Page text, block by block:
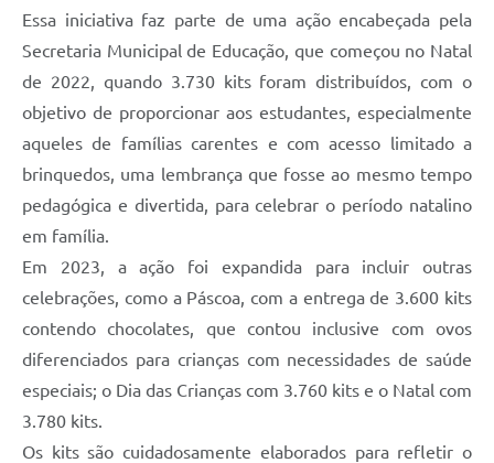
Essa iniciativa faz parte de uma ação encabeçada pela
Secretaria Municipal de Educação, que começou no Natal
de 2022, quando 3.730 kits foram distribuídos, com o
objetivo de proporcionar aos estudantes, especialmente
aqueles de famílias carentes e com acesso limitado a
brinquedos, uma lembrança que fosse ao mesmo tempo
pedagógica e divertida, para celebrar o período natalino
em família.
Em 2023, a ação foi expandida para incluir outras
celebrações, como a Páscoa, com a entrega de 3.600 kits
contendo chocolates, que contou inclusive com ovos
diferenciados para crianças com necessidades de saúde
especiais; o Dia das Crianças com 3.760 kits e o Natal com
3.780 kits.
Os kits são cuidadosamente elaborados para refletir o